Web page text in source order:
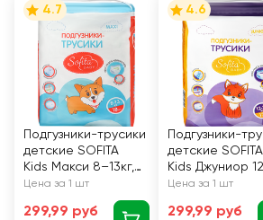
4.7
Подгузники-трусики
детские SOFITA
Kids Макси 8–13кг,
18шт
Цена за 1 шт
299,99 руб
4.6
Подгузники-
детские SOFITA
Kids Джуниор
18кг, 17шт
Цена за 1 шт
299,99 руб